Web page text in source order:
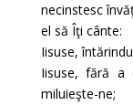
necinstesc
el să Îţi cânte:
Iisuse,
Iisuse, fără a
miluieşte-ne;